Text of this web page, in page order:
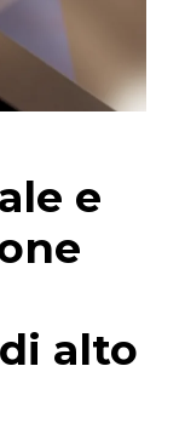
e
alto